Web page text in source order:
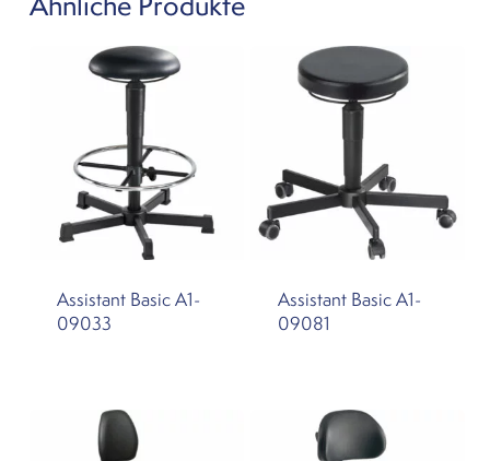
Assistant Basic A1-
09033
Assistant Basic A1-
09081